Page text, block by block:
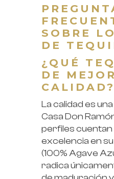
SOBRE
DE
¿QUÉ
DE MEJOR
CALIDAD?
La calidad es
Casa Don
perfiles cuentan
excelencia en
(100% Agave
radica